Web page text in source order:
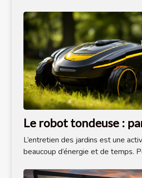
Le robot tondeuse :
L’entretien des jardins est une
beaucoup d’énergie et de temps.